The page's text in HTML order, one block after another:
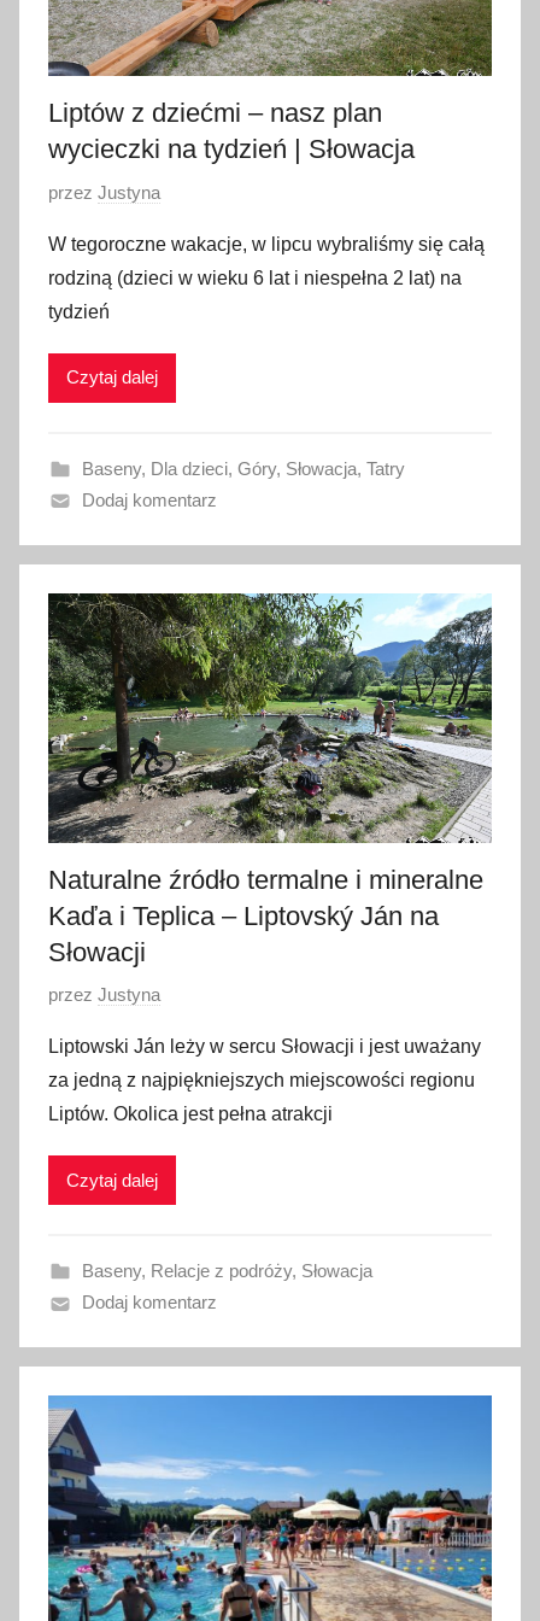
Liptów z dziećmi – nasz plan
wycieczki na tydzień | Słowacja
O
u
b
l
i
a
n
1
9
s
i
e
r
p
n
i
2
0
2
przez Justyna
W tegoroczne wakacje, w lipcu wybraliśmy się całą
rodziną (dzieci w wieku 6 lat i niespełna 2 lat) na
tydzień
Czytaj dalej
Baseny, Dla dzieci, Góry, Słowacja, Tatry
Dodaj komentarz
Naturalne źródło termalne i mineralne
Kaďa i Teplica – Liptovský Ján na
Słowacji
O
u
b
l
i
a
n
5
s
i
e
p
n
i
przez Justyna
Liptowski Ján leży w sercu Słowacji i jest uważany
za jedną z najpiękniejszych miejscowości regionu
Liptów. Okolica jest pełna atrakcji
Czytaj dalej
Baseny, Relacje z podróży, Słowacja
Dodaj komentarz